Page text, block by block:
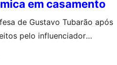
em casamento
de Gustavo Tubarão após
pelo influenciador